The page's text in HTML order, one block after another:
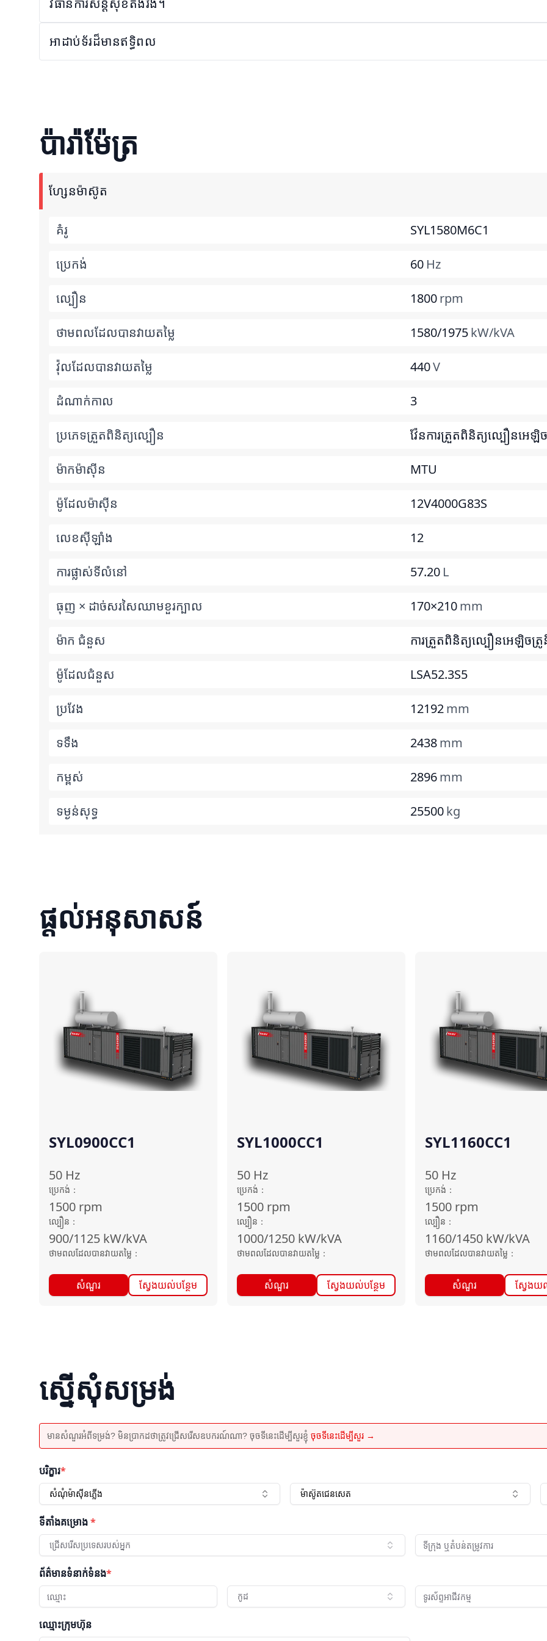
វិធានការសន្តិសុខតឹងរឹង។
អាដាប់ទ័រដ៏មានឥទ្ធិពល
ប៉ារ៉ាម៉ែត្រ
ហ្សែនម៉ាស៊ូត
គំរូ SYL1580M6C1
ប្រេកង់ 60 Hz
ល្បឿន 1800rpm
ថាមពលដែលបានវាយតម្លៃ 1580/1975kW/kVA
វ៉ុលដែលបានវាយតម្លៃ 440V
ដំណាក់កាល 3
ប្រភេទត្រួតពិនិត្យល្បឿន វ៉ែនការត្រួតពិនិត្យល្បឿនអេឡិ
ម៉ាកម៉ាស៊ីន MTU
ម៉ូដែលម៉ាស៊ីន 12V4000G83S
លេខស៊ីឡាំង 12
ការផ្លាស់ទីលំនៅ 57.20 L
ធុញ × ដាច់សរសៃឈាមខួរក្បាល 170×210mm
ម៉ាក ជំនួស ការត្រួតពិនិត្យល្បឿនអេឡិចត្
ម៉ូដែលជំនួស LSA52.3S5
ប្រវែង 12192mm
ទទឹង 2438mm
កម្ពស់ 2896mm
ទម្ងន់​សុទ្ធ 25500kg
ផ្តល់អនុសាសន៍
SYL0900CC1
50 Hz
ប្រេកង់ ：
1500 rpm
ល្បឿន ：
900/1125 kW/kVA
ថាមពលដែលបានវាយតម្លៃ ：
សំណួរ ស្វែងយល់បន្ថែម
SYL1000CC1
50 Hz
ប្រេកង់ ：
1500 rpm
ល្បឿន ：
1000/1250 kW/kVA
ថាមពលដែលបានវាយតម្លៃ ：
សំណួរ ស្វែងយល់បន្ថែម
SYL1160CC1
50 Hz
ប្រេកង់ ：
1500 rpm
ល្បឿន ：
1160/1450 kW/kVA
ថាមពលដែលបានវាយតម្លៃ ：
សំណួរ ស្វែងយ
ស្នើសុំសម្រង់
មានសំណួរអំពីទម្រង់? មិនប្រាកដថាត្រូវជ្រើសរើសឧបករណ៍ណា? ចុចទីនេះដើម្បីសួរខ្ញុំ ចុចទីនេះដើម្បីសួរ →
បរិក្ខារ*
សំណុំម៉ាស៊ីនភ្លើង ម៉ាស៊ូតជេនសេត
ទីតាំងគម្រោង*
ជ្រើសរើសប្រទេសរបស់អ្នក
ព័ត៌មានទំនាក់ទំនង*
កូដ
ឈ្មោះក្រុមហ៊ុន